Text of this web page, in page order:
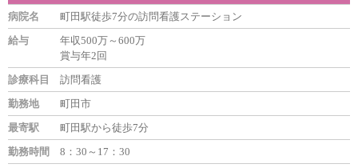
病院名
町田駅徒歩7分の訪問看護ステーション
給与
年収500万～600万
賞与年2回
診療科目
訪問看護
勤務地
町田市
最寄駅
町田駅から徒歩7分
勤務時間
8：30～17：30